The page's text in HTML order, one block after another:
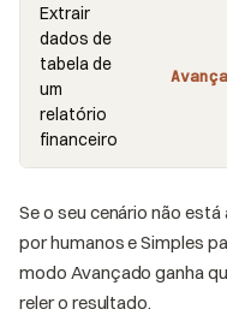
Extrair
dados de
tabela de
um
relatório
financeiro
Se o seu cenário não
por humanos e Simples
modo Avançado ganha
reler o resultado.